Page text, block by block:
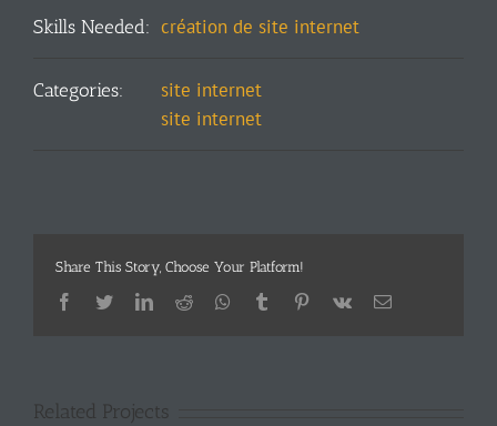
Skills Needed: création de site internet
Categories:
site internet
site internet
Share This Story, Choose Your Platform!
Facebook
TwitterLinkedIn
Reddit Whatsapp
Tumblr Pinterest
Vk Email
Related Projects